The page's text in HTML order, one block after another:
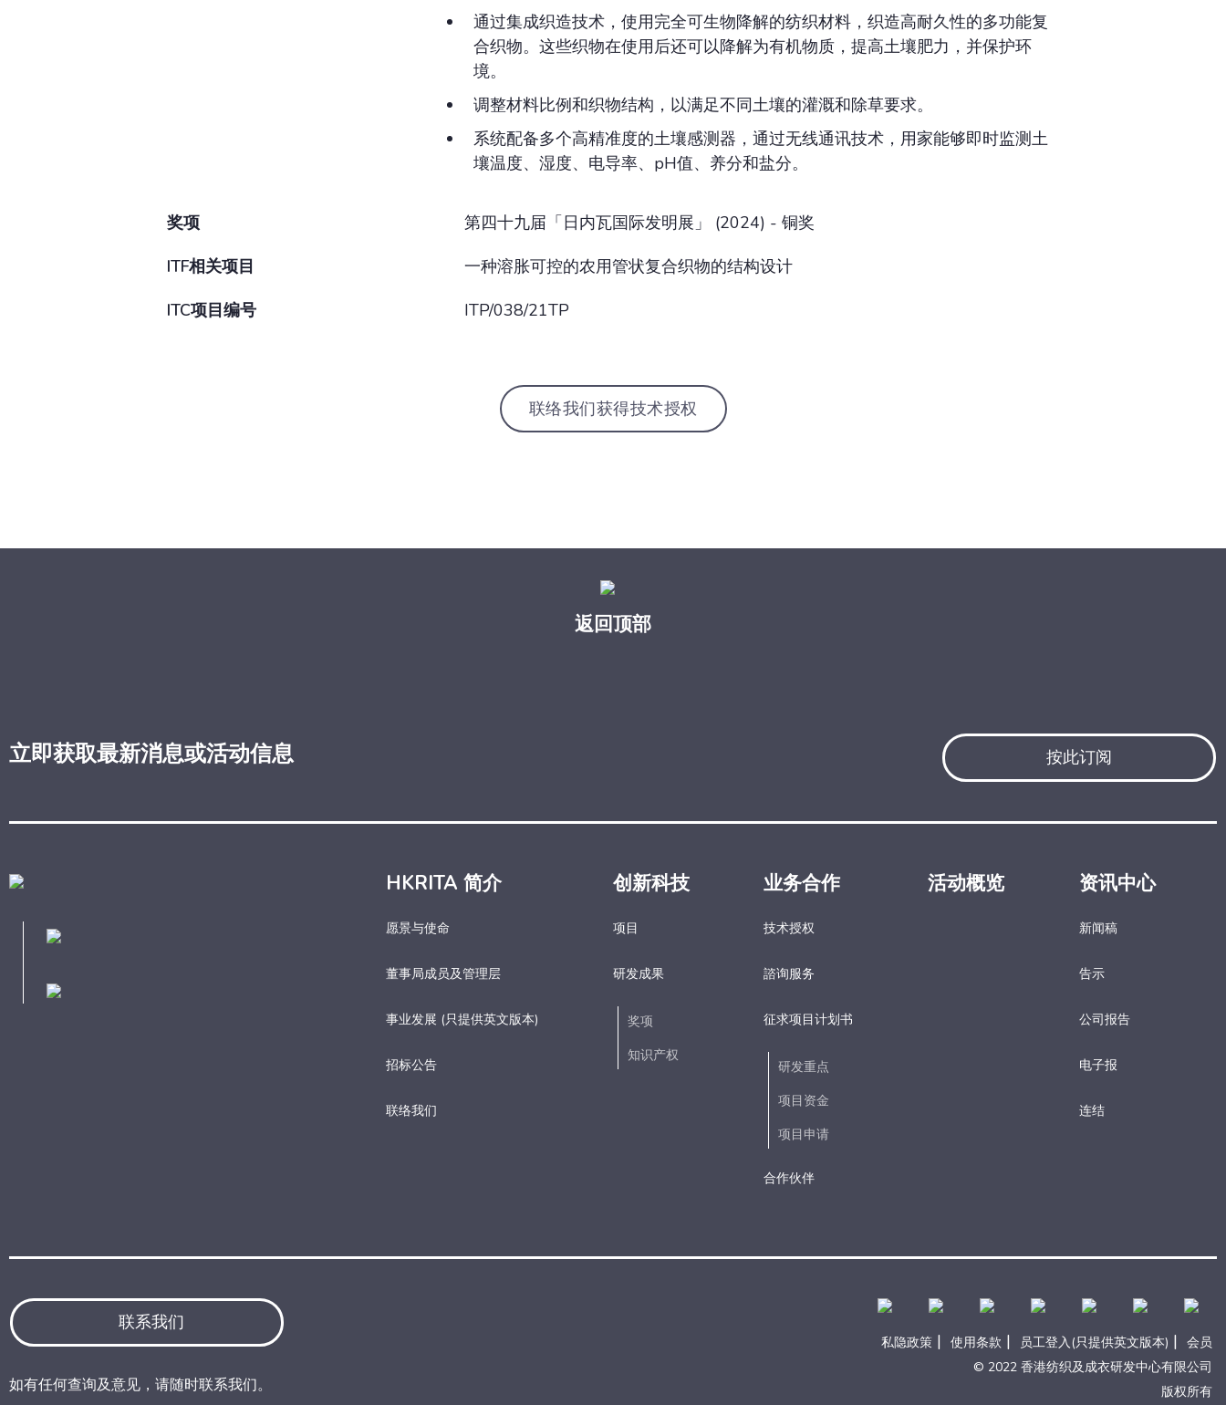
通过集成织造技术，使用完全可生物降解的纺织材料，织造高耐久性的多功能复
合织物。这些织物在使用后还可以降解为有机物质，提高土壤肥力，并保护环
境。
调整材料比例和织物结构，以满足不同土壤的灌溉和除草要求。
系统配备多个高精准度的土壤感测器，通过无线通讯技术，用家能够即时监测土
壤温度、湿度、电导率、pH值、养分和盐分。
奖项
第四十九届「日内瓦国际发明展」 (2024) - 铜奖
ITF相关项目
一种溶胀可控的农用管状复合织物的结构设计
ITC项目编号
ITP/038/21TP
联络我们获得技术授权
返回顶部
立即获取最新消息或活动信息 按此订阅
HKRITA 简介
愿景与使命
董事局成员及管理层
事业发展 (只提供英文版本)
招标公告
联络我们
创新科技
项目
研发成果
奖项
知识产权
业务合作
技术授权
諮询服务
征求项目计划书
研发重点​
项目资金​
项目申请​
合作伙伴
活动概览 资讯中心
新闻稿
告示
公司报告
电子报​
连结
联系我们
如有任何查询及意见，请随时联系我们。
私隐政策 | 使用条款 | 员工登入(只提供英文版本) | 会员
© 2022 香港纺织及成衣研发中心有限公司
版权所有